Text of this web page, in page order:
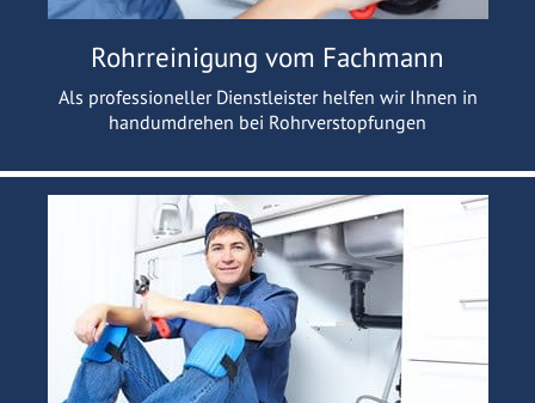
Rohrreinigung vom Fachmann
Als professioneller Dienstleister helfen wir Ihnen in
handumdrehen bei Rohrverstopfungen